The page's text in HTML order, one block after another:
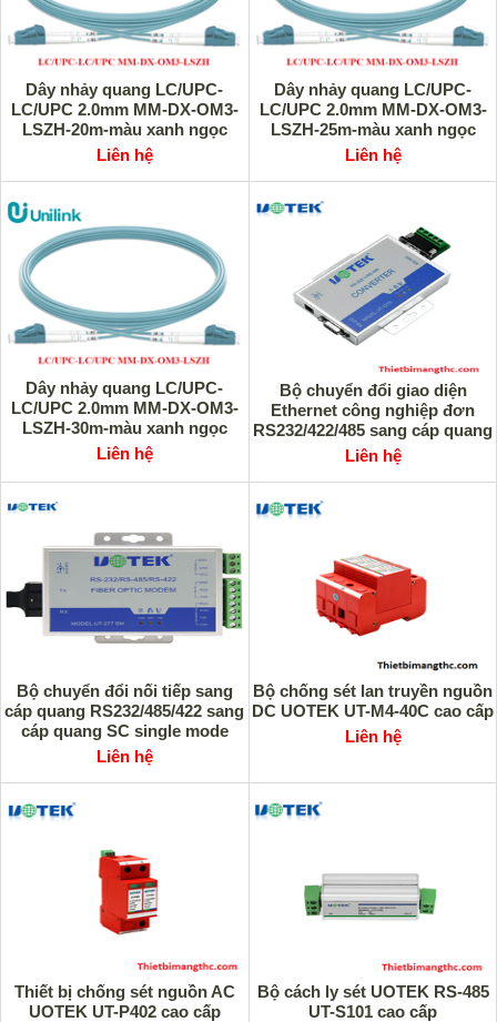
Dây nhảy quang LC/UPC-
LC/UPC 2.0mm MM-DX-OM3-
LSZH-20m-màu xanh ngọc
Unilink UNI-10024 cao cấp
Liên hệ
Dây nhảy quang LC/UPC-
LC/UPC 2.0mm MM-DX-OM3-
LSZH-25m-màu xanh ngọc
Unilink UNI-10023 cao cấp
Liên hệ
Dây nhảy quang LC/UPC-
LC/UPC 2.0mm MM-DX-OM3-
LSZH-30m-màu xanh ngọc
Unilink UNI-10022 cao cấp
Liên hệ
Bộ chuyển đổi giao diện
Ethernet công nghiệp đơn
RS232/422/485 sang cáp quang
UOTEK UT-2216 cao cấp
Liên hệ
Bộ chuyển đổi nối tiếp sang
cáp quang RS232/485/422 sang
cáp quang SC single mode
UOTEK UT-277SM-SC
Liên hệ
Bộ chống sét lan truyền nguồn
DC UOTEK UT-M4-40C cao cấp
Liên hệ
Thiết bị chống sét nguồn AC
UOTEK UT-P402 cao cấp
Bộ cách ly sét UOTEK RS-485
UT-S101 cao cấp